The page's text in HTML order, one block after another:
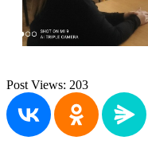
Post Views: 203